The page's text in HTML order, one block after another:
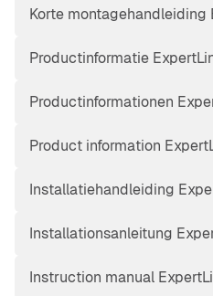
Korte montagehandleiding
Productinformatie
Productinformationen
Product information
Installatiehandleiding
Installationsanleitung
Instruction manual